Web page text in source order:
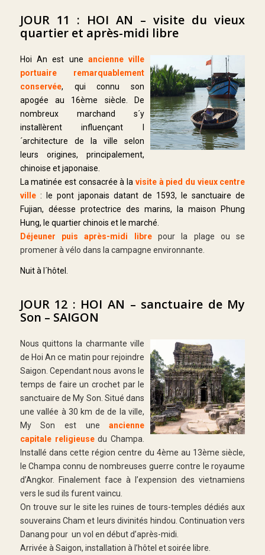
JOUR 11 : HOI AN – visite du vieux
quartier et après-midi libre
Hoi An est uneancienne ville
portuaire remarquablement
conservée, qui connu son
apogée au 16ème siècle. De
nombreux marchand s´y
installèrent influençant l
´architecture de la ville selon
leurs origines, principalement,
chinoise et japonaise.
La matinée est consacrée à la visite à pied du vieux centre
ville: le pont japonais datant de 1593, le sanctuaire de
Fujian, déesse protectrice des marins, la maison Phung
Hung, le quartier chinois et le marché.
Déjeuner puis après-midi librepour la plage ou se
promener à vélo dans la campagne environnante.
Nuit à l´hôtel.
JOUR 12 : HOI AN – sanctuaire de My
Son – SAIGON
Nous quittons la charmante ville
de Hoi An ce matin pour rejoindre
Saigon. Cependant nous avons le
temps de faire un crochet par le
sanctuaire de My Son. Situé dans
une vallée à 30 km de de la ville,
My Son est uneancienne
capitale religieusedu Champa.
Installé dans cette région centre du 4ème au 13ème siècle,
le Champa connu de nombreuses guerre contre le royaume
d’Angkor. Finalement face à l’expension des vietnamiens
vers le sud ils furent vaincu.
On trouve sur le site les ruines de tours-temples dédiés aux
souverains Cham et leurs divinités hindou. Continuation vers
Danang pour un vol en début d’après-midi.
Arrivée à Saigon, installation à l’hôtel et soirée libre.